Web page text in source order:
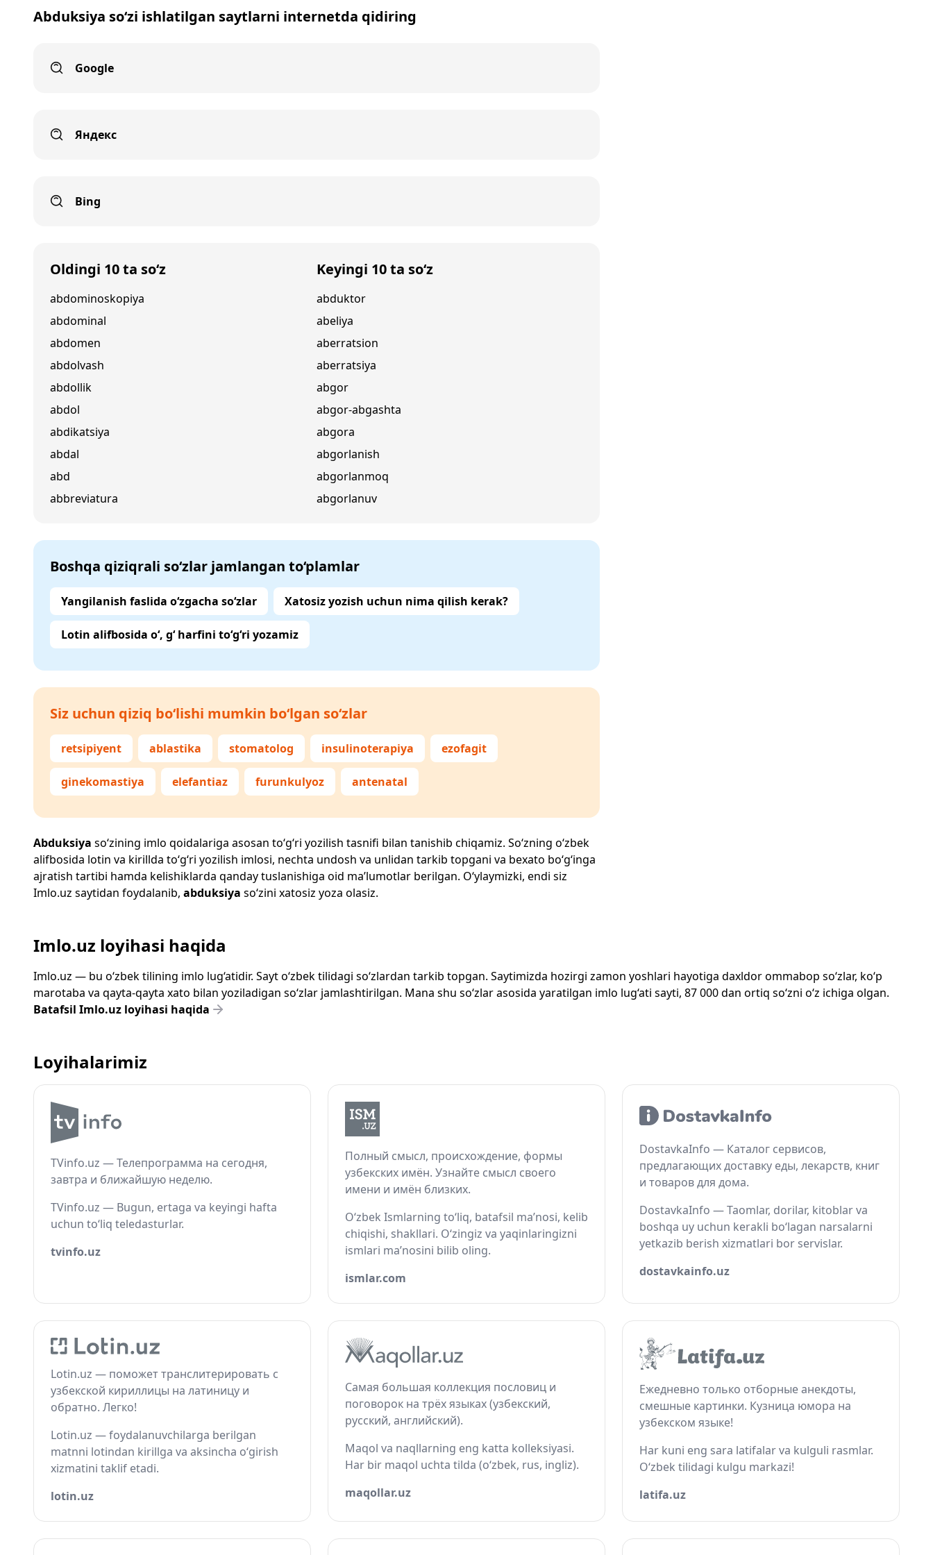
Abduksiya so‘zi ishlatilgan saytlarni internetda qidiring
Google
Яндекс
Bing
Oldingi 10 ta so‘z
abdominoskopiya
abdominal
abdomen
abdolvash
abdollik
abdol
abdikatsiya
abdal
abd
abbreviatura
Keyingi 10 ta so‘z
abduktor
abeliya
aberratsion
aberratsiya
abgor
abgor-abgashta
abgora
abgorlanish
abgorlanmoq
abgorlanuv
Boshqa qiziqrali so‘zlar jamlangan to‘plamlar
Yangilanish faslida o‘zgacha so‘zlar Xatosiz yozish uchun nima qilish kerak?
Lotin alifbosida o‘, g‘ harfini to‘g‘ri yozamiz
Siz uchun qiziq bo‘lishi mumkin bo‘lgan so‘zlar
retsipiyent ablastika stomatolog insulinoterapiya ezofagit
ginekomastiya elefantiaz furunkulyoz antenatal
Abduksiya so‘zining imlo qoidalariga asosan to‘g‘ri yozilish tasnifi bilan tanishib chiqamiz. So‘zning o‘zbek
alifbosida lotin va kirillda to‘g‘ri yozilish imlosi, nechta undosh va unlidan tarkib topgani va bexato bo‘g‘inga
ajratish tartibi hamda kelishiklarda qanday tuslanishiga oid ma’lumotlar berilgan. O‘ylaymizki, endi siz
Imlo.uz saytidan foydalanib, abduksiya so‘zini xatosiz yoza olasiz.
Imlo.uz loyihasi haqida
Imlo.uz — bu o‘zbek tilining imlo lug‘atidir. Sayt o‘zbek tilidagi so‘zlardan tarkib topgan. Saytimizda hozirgi zamon yoshlari hayotiga daxldor ommabop so‘zlar, ko‘p
marotaba va qayta-qayta xato bilan yoziladigan so‘zlar jamlashtirilgan. Mana shu so‘zlar asosida yaratilgan imlo lug‘ati sayti, 87 000 dan ortiq so‘zni o‘z ichiga olgan.
Batafsil Imlo.uz loyihasi haqida
Loyihalarimiz
TVinfo.uz — Телепрограмма на сегодня,
завтра и ближайшую неделю.
TVinfo.uz — Bugun, ertaga va keyingi hafta
uchun to‘liq teledasturlar.
tvinfo.uz
Полный смысл, происхождение, формы
узбекских имён. Узнайте смысл своего
имени и имён близких.
O‘zbek Ismlarning to‘liq, batafsil ma’nosi, kelib
chiqishi, shakllari. O‘zingiz va yaqinlaringizni
ismlari ma’nosini bilib oling.
ismlar.com
DostavkaInfo — Каталог сервисов,
предлагающих доставку еды, лекарств, книг
и товаров для дома.
DostavkaInfo — Taomlar, dorilar, kitoblar va
boshqa uy uchun kerakli bo‘lagan narsalarni
yetkazib berish xizmatlari bor servislar.
dostavkainfo.uz
Lotin.uz — поможет транслитерировать с
узбекской кириллицы на латиницу и
обратно. Легко!
Lotin.uz — foydalanuvchilarga berilgan
matnni lotindan kirillga va aksincha o‘girish
xizmatini taklif etadi.
lotin.uz
Самая большая коллекция пословиц и
поговорок на трёх языках (узбекский,
русский, английский).
Maqol va naqllarning eng katta kolleksiyasi.
Har bir maqol uchta tilda (o‘zbek, rus, ingliz).
maqollar.uz
Ежедневно только отборные анекдоты,
смешные картинки. Кузница юмора на
узбекском языке!
Har kuni eng sara latifalar va kulguli rasmlar.
O‘zbek tilidagi kulgu markazi!
latifa.uz